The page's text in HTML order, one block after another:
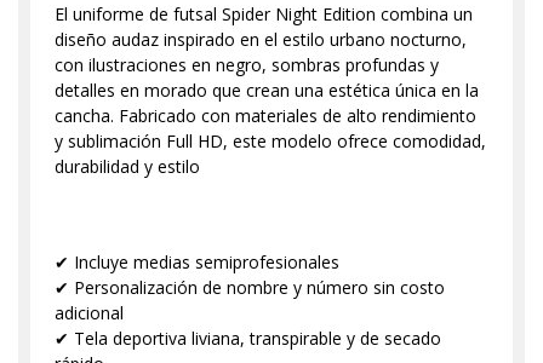
El uniforme de futsal Spider Night Edition combina un
diseño audaz inspirado en el estilo urbano nocturno,
con ilustraciones en negro, sombras profundas y
detalles en morado que crean una estética única en la
cancha. Fabricado con materiales de alto rendimiento
y sublimación Full HD, este modelo ofrece comodidad,
durabilidad y estilo
✔ Incluye medias semiprofesionales
✔ Personalización de nombre y número sin costo
adicional
✔ Tela deportiva liviana, transpirable y de secado